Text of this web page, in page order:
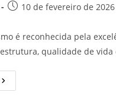
10 de fevereiro de 2026
é reconhecida pela
qualidade de